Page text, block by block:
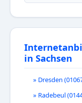
in Sachsen
» Dresden
» Radebeul